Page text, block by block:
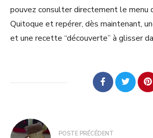
pouvez consulter directement le menu
Quitoque et repérer, dès maintenant,
et une recette “découverte” à glisser
POSTE PRÉCÉDENT